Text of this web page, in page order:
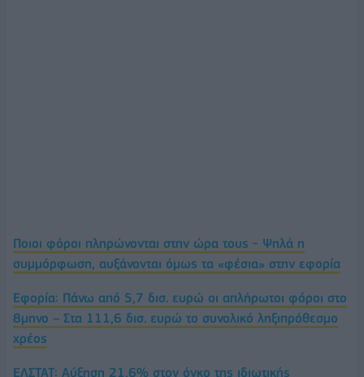
Ποιοι φόροι πληρώνονται στην ώρα τους - Ψηλά η
συμμόρφωση, αυξάνονται όμως τα «φέσια» στην εφορία
Εφορία: Πάνω από 5,7 δισ. ευρώ οι απλήρωτοι φόροι στο
8μηνο – Στα 111,6 δισ. ευρώ το συνολικό ληξιπρόθεσμο
χρέος
ΕΛΣΤΑΤ: Αύξηση 21,6% στον όγκο της ιδιωτικής